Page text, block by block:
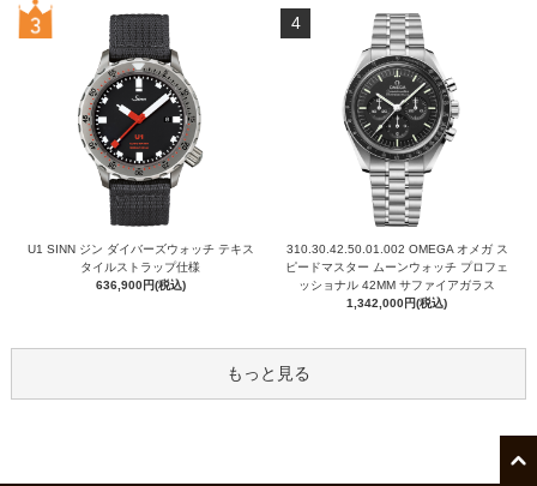
U1 SINN ジン ダイバーズウォッチ テキス
タイルストラップ仕様
636,900円(税込)
4
310.30.42.50.01.002 OMEGA オメガ ス
ピードマスター ムーンウォッチ プロフェ
ッショナル 42MM サファイアガラス
1,342,000円(税込)
もっと見る